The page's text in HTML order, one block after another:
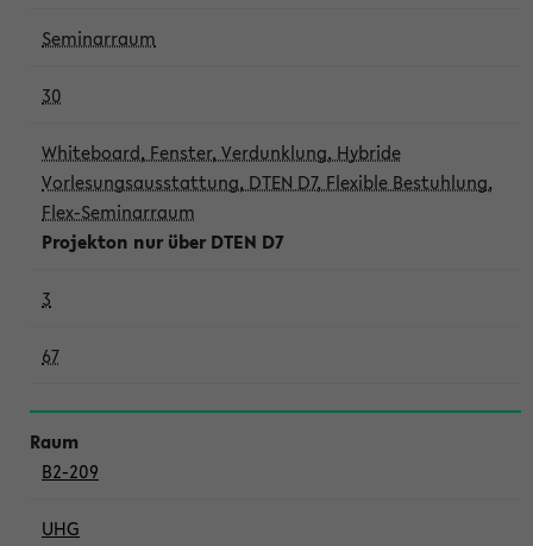
Seminarraum
30
Whiteboard, Fenster, Verdunklung, Hybride
Vorlesungsausstattung, DTEN D7, Flexible Bestuhlung,
Flex-Seminarraum
Projekton nur über DTEN D7
3
67
B2-209
UHG